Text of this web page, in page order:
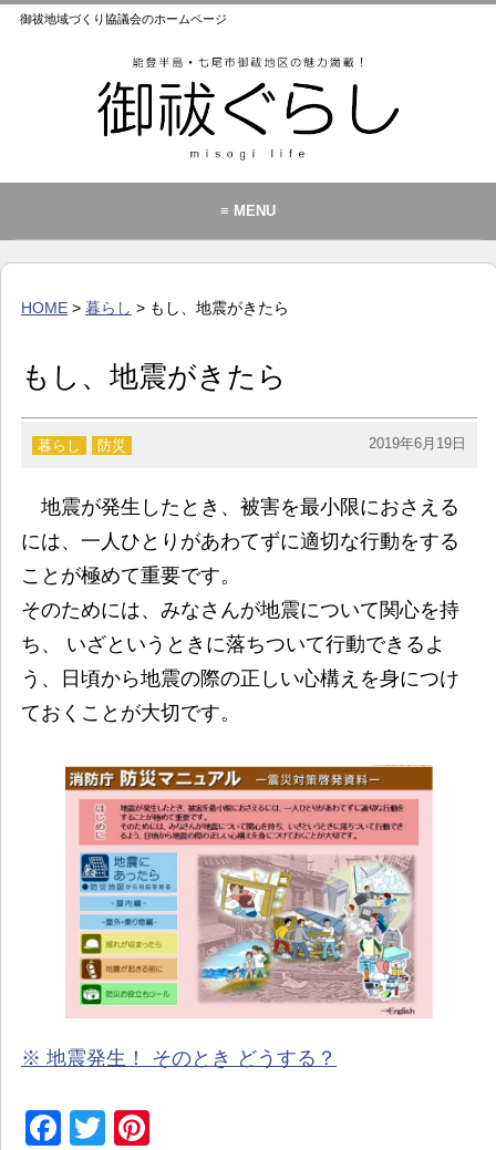
御祓地域づくり協議会のホームページ
≡ MENU
カレンダー
HOME> 暮らし > もし、地震がきたら
もし、地震がきたら
暮らし 防災 2019年6月19日
地震が発生したとき、被害を最小限におさえる
には、一人ひとりがあわてずに適切な行動をする
ことが極めて重要です。
そのためには、みなさんが地震について関心を持
ち、 いざというときに落ちついて行動できるよ
う、日頃から地震の際の正しい心構えを身につけ
ておくことが大切です。
※ 地震発生！ そのとき どうする？
Facebook
Twitter